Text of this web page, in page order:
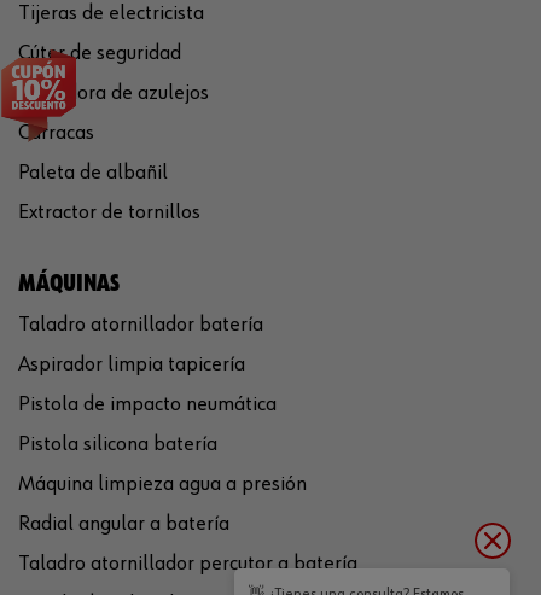
Tijeras de electricista
Cúter de seguridad
Cortadora de azulejos
Carracas
Paleta de albañil
Extractor de tornillos
MÁQUINAS
Taladro atornillador batería
Aspirador limpia tapicería
Pistola de impacto neumática
Pistola silicona batería
Máquina limpieza agua a presión
Radial angular a batería
Taladro atornillador percutor a batería